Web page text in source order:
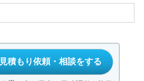
見積もり依頼・相談をする